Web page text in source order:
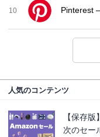
10 Pinterest
人気のコンテンツ
【保存
次のセー